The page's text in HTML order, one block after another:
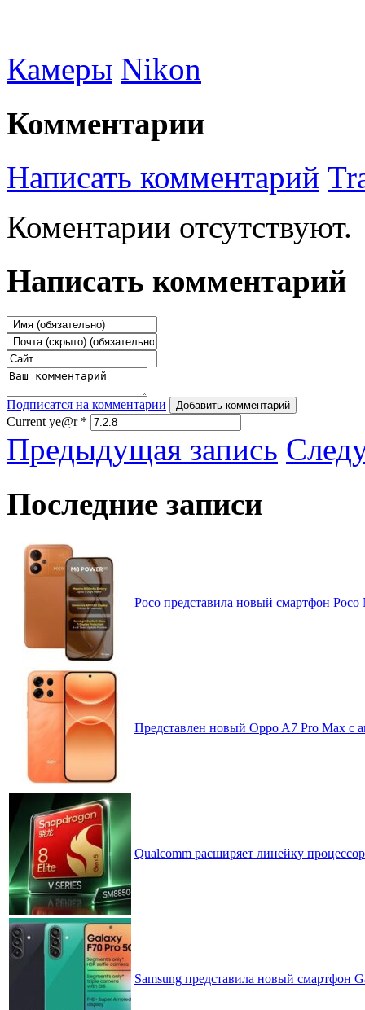
Камеры Nikon
Комментарии
Написать комментарий
Коментарии отсутствуют.
Написать комментарий
Подписатся на комментарии Добавить комментарий
Current ye@r *
Предыдущая запись
Последние записи
Poco представила новый смартфон
Представлен новый Oppo A7 Pro Max с
Qualcomm расширяет линейку
Samsung представила новый смартфон